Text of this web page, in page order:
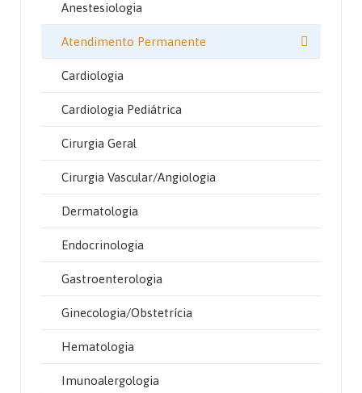
Anestesiologia
Atendimento Permanente
Cardiologia
Cardiologia Pediátrica
Cirurgia Geral
Cirurgia Vascular/Angiologia
Dermatologia
Endocrinologia
Gastroenterologia
Ginecologia/Obstetrícia
Hematologia
Imunoalergologia